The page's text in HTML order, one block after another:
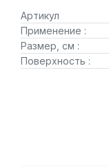
Артикул
Применение :
Размер, см :
Поверхность :